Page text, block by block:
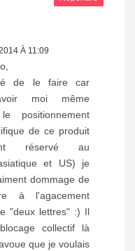
À 11:09
de le faire car
moi même
positionnement
de ce produit
réservé au
et US) je
dommage de
à l'agacement
"deux lettres" :) Il
collectif là
que je voulais